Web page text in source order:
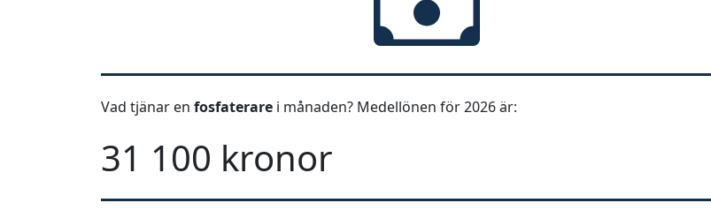
Vad tjänar en fosfaterare i månaden? Medellönen för 2026 är:
31 100 kronor